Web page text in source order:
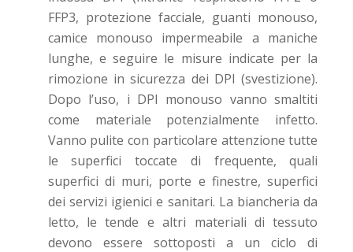
FFP3, protezione facciale, guanti monouso,
camice monouso impermeabile a maniche
lunghe, e seguire le misure indicate per la
rimozione in sicurezza dei DPI (svestizione).
Dopo l’uso, i DPI monouso vanno smaltiti
come materiale potenzialmente infetto.
Vanno pulite con particolare attenzione tutte
le superfici toccate di frequente, quali
superfici di muri, porte e finestre, superfici
dei servizi igienici e sanitari. La biancheria da
letto, le tende e altri materiali di tessuto
devono essere sottoposti a un ciclo di